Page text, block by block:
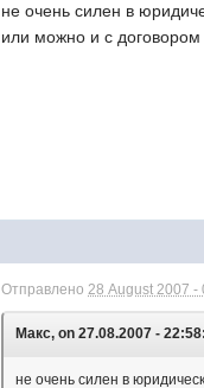
не очень силен в
или можно и с
Отправлено28 August 2007 -
Макс, on 27.08.2007 - 22:58:
не очень силен в